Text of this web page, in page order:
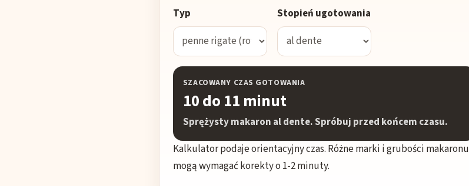
Typ
Stopień ugotowania
SZACOWANY CZAS GOTOWANIA
10 do 11 minut
Sprężysty makaron al dente. Spróbuj przed końcem czasu.
Kalkulator podaje orientacyjny czas. Różne marki i grubości makaronu
mogą wymagać korekty o 1-2 minuty.